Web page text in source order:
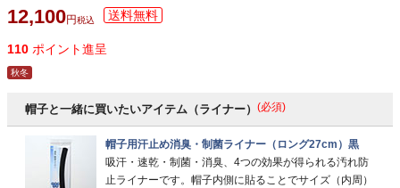
12,100 税込
110 ポイント進呈
秋冬
帽子と一緒に買いたいアイテム（ライナー） (必須)
帽子用汗止め消臭・制菌ライナー（ロング27cm）黒
吸汗・速乾・制菌・消臭、4つの効果が得られる汚れ防
止ライナーです。帽子内側に貼ることでサイズ（内周）